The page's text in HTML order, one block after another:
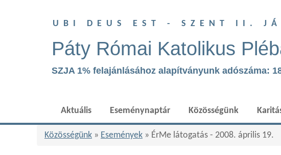
UBI DEUS EST - SZENT II.
Páty Római Katolikus
SZJA 1% felajánlásához alapítványunk adószáma:
Aktuális Eseménynaptár Közösségünk
Közösségünk » Események » ÉrMe látogatás - 2008. április 19.